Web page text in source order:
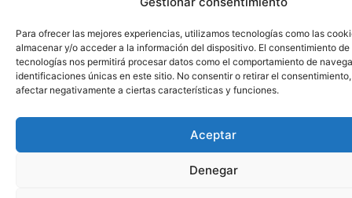
Para ofrecer las mejores experiencias, utilizamos tecnologías como las
almacenar y/o acceder a la información del dispositivo. El consentimiento de
tecnologías nos permitirá procesar datos como el comportamiento de
identificaciones únicas en este sitio. No consentir o retirar el
afectar negativamente a ciertas características y funciones.
Aceptar
Denegar